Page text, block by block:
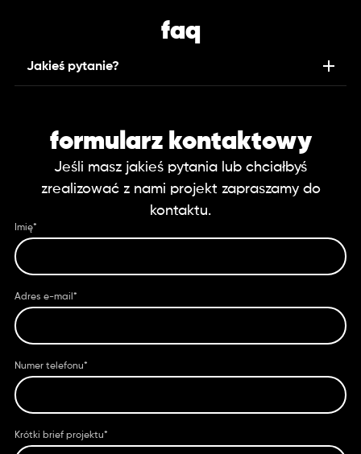
faq
Jakieś pytanie?
formularz kontaktowy
Jeśli masz jakieś pytania lub chciałbyś
zrealizować z nami projekt zapraszamy do
kontaktu.
Imię*
Adres e-mail*
Numer telefonu*
Krótki brief projektu*